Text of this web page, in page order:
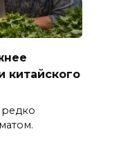
китайского
редко